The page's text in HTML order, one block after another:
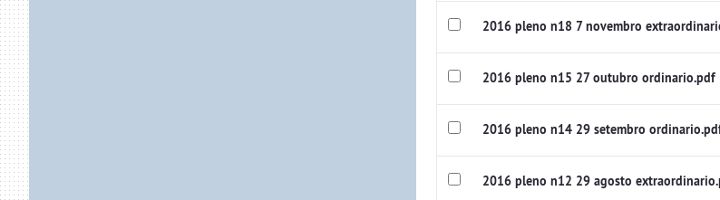
2016 pleno n18 7 novembro
2016 pleno n15 27 outubro ordinario.pdf
2016 pleno n14 29 setembro
2016 pleno n12 29 agosto